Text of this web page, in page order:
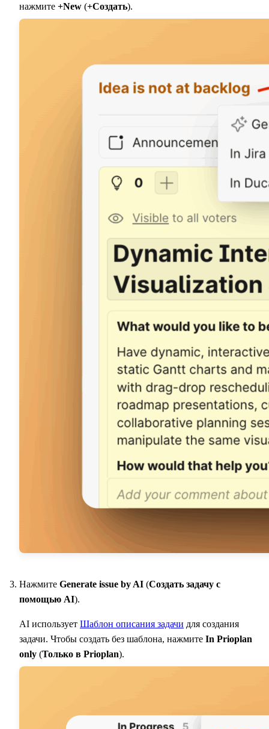
нажмите +New (+Создать).
Нажмите Generate issue by AI (Создать задачу с
помощью AI).
AI использует Шаблон описания задачи для создания
задачи. Чтобы создать без шаблона, нажмите In Prioplan
only (Только в Prioplan).